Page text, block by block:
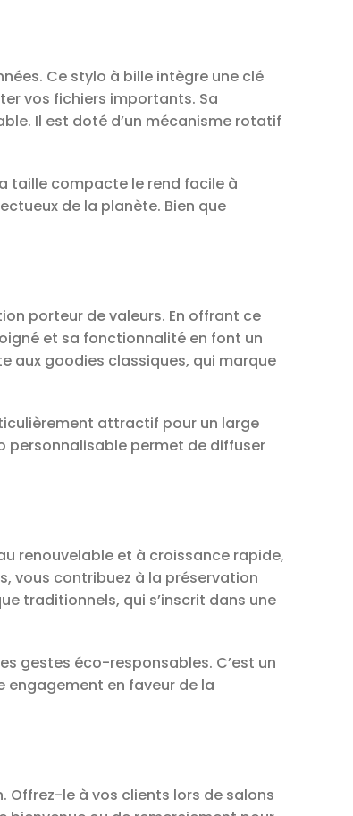
Ce stylo à bille intègre une clé
vos fichiers importants. Sa
Il est doté d’un mécanisme rotatif
taille compacte le rend facile à
de la planète. Bien que
porteur de valeurs. En offrant ce
et sa fonctionnalité en font un
aux goodies classiques, qui marque
attractif pour un large
personnalisable permet de diffuser
renouvelable et à croissance rapide,
vous contribuez à la préservation
traditionnels, qui s’inscrit dans une
gestes éco-responsables. C’est un
en faveur de la
le à vos clients lors de salons